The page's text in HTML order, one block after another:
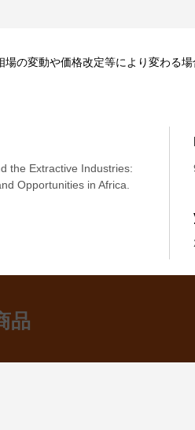
the Extractive Industries:
Opportunities in Africa.
場の変動や価格改定等により変わる
品